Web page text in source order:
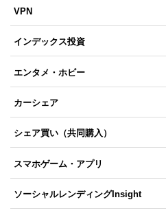
VPN
インデックス投資
エンタメ・ホビー
カーシェア
シェア買い（共同購入）
スマホゲーム・アプリ
ソーシャルレンディングInsight